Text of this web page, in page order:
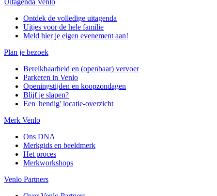
Ontdek de volledige uitagenda
Uitjes voor de hele familie
Meld hier je eigen evenement aan!
Plan je bezoek
Bereikbaarheid en (openbaar) vervoer
Parkeren in Venlo
Openingstijden en koopzondagen
Blijf je slapen?
Een 'hendig' locatie-overzicht
Merk Venlo
Ons DNA
Merkgids en beeldmerk
Het proces
Merkworkshops
Venlo Partners